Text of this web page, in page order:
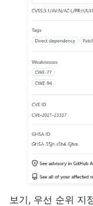
보기, 우선 순위 지